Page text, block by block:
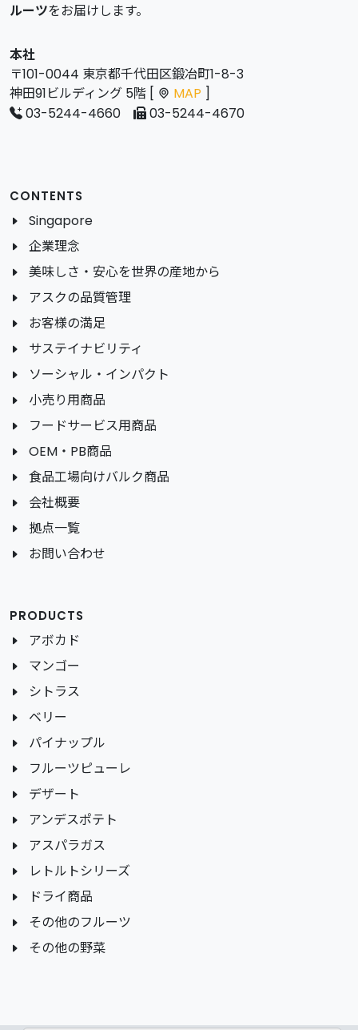
ルーツをお届けします。
本社
〒101-0044 東京都千代田区鍛冶町1-8-3
神田91ビルディング 5階 [
MAP ]
03-5244-4660
03-5244-4670
CONTENTS
Singapore
企業理念
美味しさ・安心を世界の産地から
アスクの品質管理
お客様の満足
サステイナビリティ
ソーシャル・インパクト
小売り用商品
フードサービス用商品
OEM・PB商品
食品工場向けバルク商品
会社概要
拠点一覧
お問い合わせ
PRODUCTS
アボカド
マンゴー
シトラス
ベリー
パイナップル
フルーツピューレ
デザート
アンデスポテト
アスパラガス
レトルトシリーズ
ドライ商品
その他のフルーツ
その他の野菜